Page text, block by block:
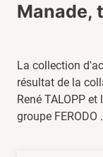
Manade,
La collection
résultat de la
René TALOPP
groupe FERODO